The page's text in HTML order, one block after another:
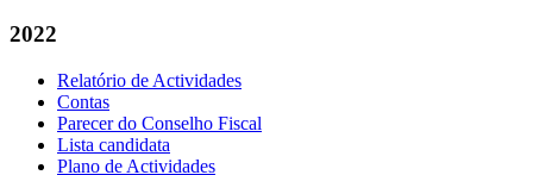
2022
Relatório de Actividades
Contas
Parecer do Conselho Fiscal
Lista candidata
Plano de Actividades